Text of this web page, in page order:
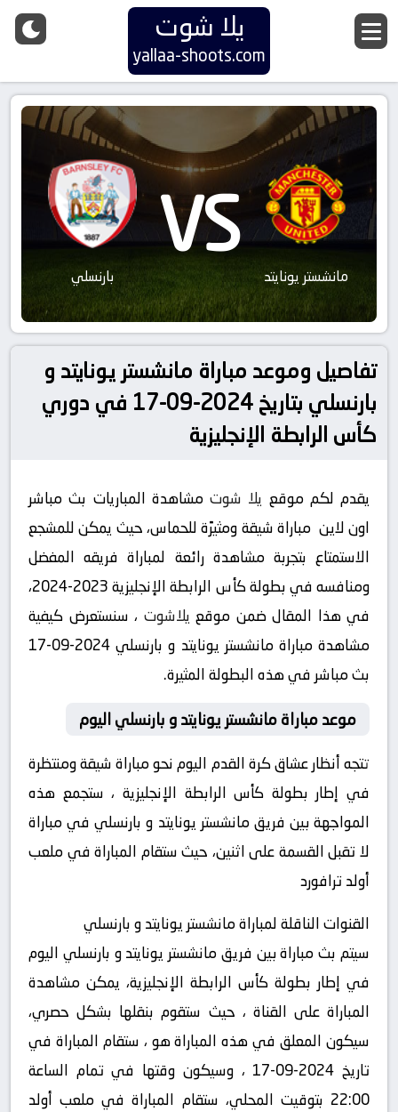
يلا شوت
yallaa-shoots.com
مانشستر يونايتد VS بارنسلي
تفاصيل وموعد مباراة مانشستر يونايتد و
بارنسلي بتاريخ 2024-09-17 في دوري
كأس الرابطة الإنجليزية
يقدم لكم موقع يلا شوت مشاهدة المباريات بث مباشر
اون لاين مباراة شيقة ومثيرًة للحماس، حيث يمكن للمشجع
الاستمتاع بتجربة مشاهدة رائعة لمباراة فريقه المفضل
ومنافسه في بطولة كأس الرابطة الإنجليزية 2023-2024،
في هذا المقال ضمن موقع يلاشوت ، سنستعرض كيفية
مشاهدة مباراة مانشستر يونايتد و بارنسلي 2024-09-17
بث مباشر في هذه البطولة المثيرة.
موعد مباراة مانشستر يونايتد و بارنسلي اليوم
تتجه أنظار عشاق كرة القدم اليوم نحو مباراة شيقة ومنتظرة
في إطار بطولة كأس الرابطة الإنجليزية ، ستجمع هذه
المواجهة بين فريق مانشستر يونايتد و بارنسلي في مباراة
لا تقبل القسمة على اثنين، حيث ستقام المباراة في ملعب
أولد ترافورد
القنوات الناقلة لمباراة مانشستر يونايتد و بارنسلي
سيتم بث مباراة بين فريق مانشستر يونايتد و بارنسلي اليوم
في إطار بطولة كأس الرابطة الإنجليزية، يمكن مشاهدة
المباراة على القناة ، حيث ستقوم بنقلها بشكل حصري،
سيكون المعلق في هذه المباراة هو ، ستقام المباراة في
تاريخ 2024-09-17 ، وسيكون وقتها في تمام الساعة
22:00 بتوقيت المحلي، ستقام المباراة في ملعب أولد